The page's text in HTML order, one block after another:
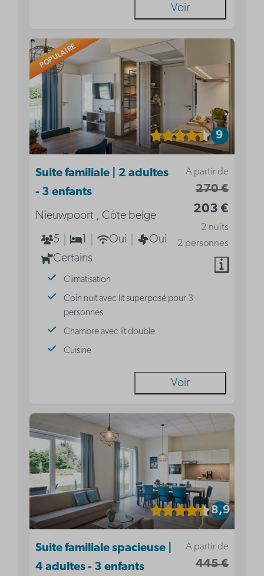
Voir
POPULAIRE
9
A partir de
270 €
203 €
2 nuits
2 personnes
Suite familiale | 2 adultes
- 3 enfants
Nieuwpoort , Côte belge
5
Oui
Oui
Certains
Climatisation
Coin nuit avec lit superposé pour 3
personnes
Chambre avec lit double
Cuisine
Voir
8,9
A partir de
445 €
Suite familiale spacieuse |
4 adultes - 3 enfants